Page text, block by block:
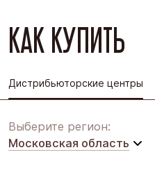
КАК КУПИТЬ
Дистрибьюторские центры
Выберите регион:
Московская область